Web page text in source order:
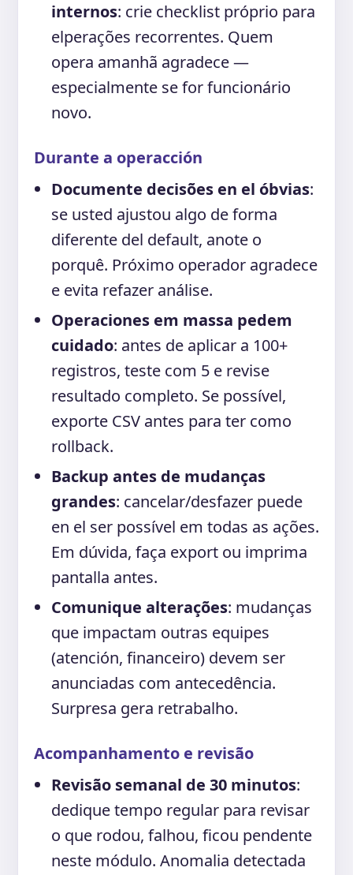
internos: crie checklist próprio para
elperações recorrentes. Quem
opera amanhã agradece —
especialmente se for funcionário
novo.
Durante a operacción
Documente decisões en el óbvias:
se usted ajustou algo de forma
diferente del default, anote o
porquê. Próximo operador agradece
e evita refazer análise.
Operaciones em massa pedem
cuidado: antes de aplicar a 100+
registros, teste com 5 e revise
resultado completo. Se possível,
exporte CSV antes para ter como
rollback.
Backup antes de mudanças
grandes: cancelar/desfazer puede
en el ser possível em todas as ações.
Em dúvida, faça export ou imprima
pantalla antes.
Comunique alterações: mudanças
que impactam outras equipes
(atención, financeiro) devem ser
anunciadas com antecedência.
Surpresa gera retrabalho.
Acompanhamento e revisão
Revisão semanal de 30 minutos:
dedique tempo regular para revisar
o que rodou, falhou, ficou pendente
neste módulo. Anomalia detectada